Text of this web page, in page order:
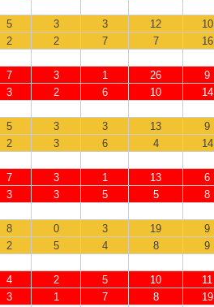
5 3 3 12
10
2 2 7 7
16
7 3 1 26
9
3 2 6 10
14
5 3 3 13
9
2 3 6 4
14
7 3 1 13
6
3 3 5 5
8
8 0 3 19
9
2 5 4 8
9
4 2 5 10
11
3 1 7 8
19